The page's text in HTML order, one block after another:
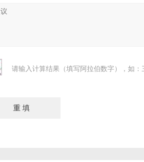
请输入计算结果（填写阿拉伯数字），如：